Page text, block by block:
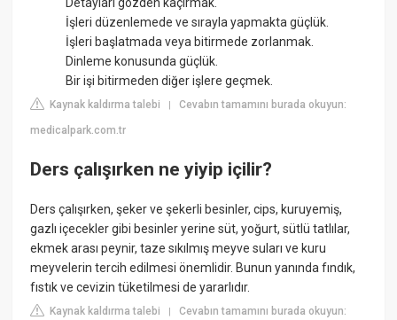
Detayları gözden kaçırmak.
İşleri düzenlemede ve sırayla yapmakta güçlük.
İşleri başlatmada veya bitirmede zorlanmak.
Dinleme konusunda güçlük.
Bir işi bitirmeden diğer işlere geçmek.
Kaynak kaldırma talebi |Cevabın tamamını burada okuyun:
medicalpark.com.tr
Ders çalışırken ne yiyip içilir?
Ders çalışırken, şeker ve şekerli besinler, cips, kuruyemiş,
gazlı içecekler gibi besinler yerine süt, yoğurt, sütlü tatlılar,
ekmek arası peynir, taze sıkılmış meyve suları ve kuru
meyvelerin tercih edilmesi önemlidir. Bunun yanında fındık,
fıstık ve cevizin tüketilmesi de yararlıdır.
Kaynak kaldırma talebi |Cevabın tamamını burada okuyun: